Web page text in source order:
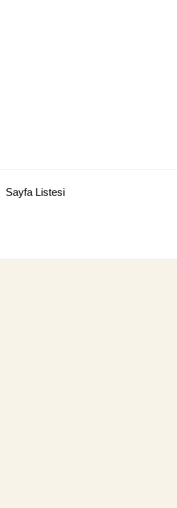
Sayfa Listesi